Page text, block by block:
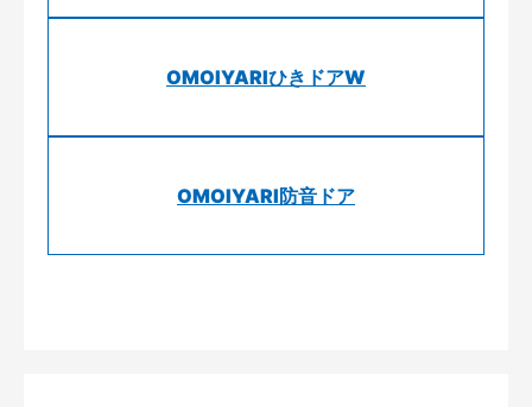
OMOIYARIひきドアW
OMOIYARI防音ドア